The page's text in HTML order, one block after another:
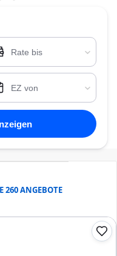
Rate bis
EZ von
260ANGEBOTE